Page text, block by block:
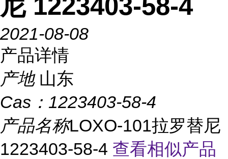
尼 1223403-58-4
2021-08-08
产品详情
产地 山东
Cas： 1223403-58-4
产品名称LOXO-101拉罗替尼
1223403-58-4 查看相似产品